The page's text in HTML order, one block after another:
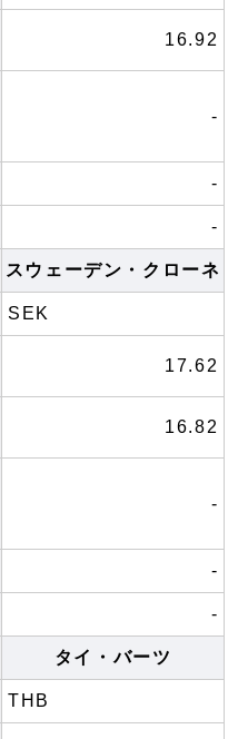
16.92
-
-
-
スウェーデン・クローネ
SEK
17.62
16.82
-
-
-
タイ・バーツ
THB